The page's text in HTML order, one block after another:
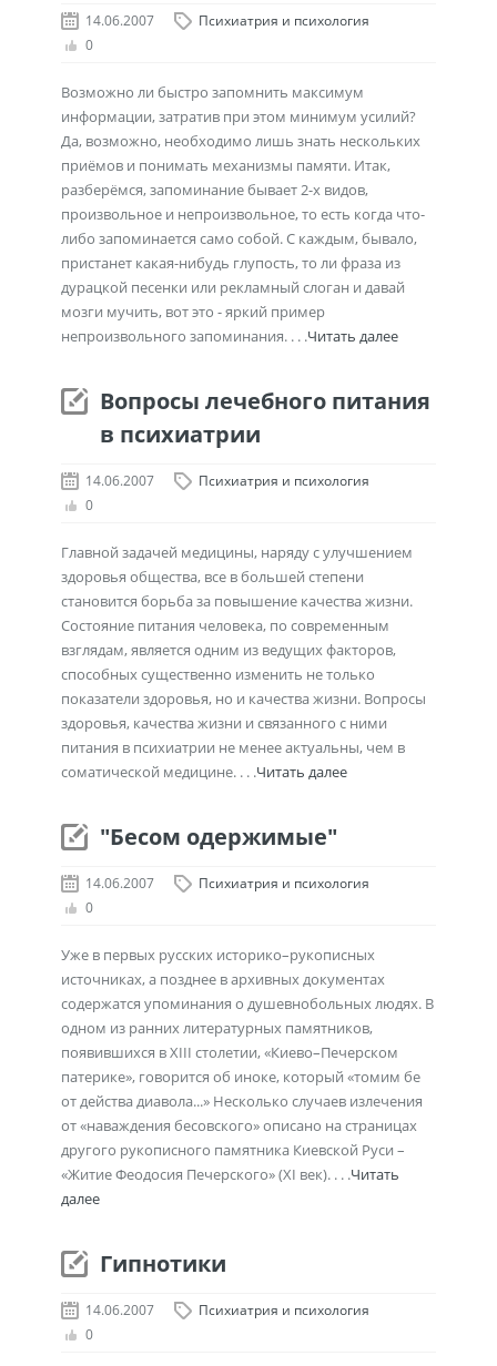
14.06.2007
Психиатрия и психология
0
Возможно ли быстро запомнить максимум
информации, затратив при этом минимум усилий?
Да, возможно, необходимо лишь знать нескольких
приёмов и понимать механизмы памяти. Итак,
разберёмся, запоминание бывает 2-х видов,
произвольное и непроизвольное, то есть когда что-
либо запоминается само собой. С каждым, бывало,
пристанет какая-нибудь глупость, то ли фраза из
дурацкой песенки или рекламный слоган и давай
мозги мучить, вот это - яркий пример
непроизвольного запоминания. . . .Читать далее
Вопросы лечебного питания
в психиатрии
14.06.2007
Психиатрия и психология
0
Главной задачей медицины, наряду с улучшением
здоровья общества, все в большей степени
становится борьба за повышение качества жизни.
Состояние питания человека, по современным
взглядам, является одним из ведущих факторов,
способных существенно изменить не только
показатели здоровья, но и качества жизни. Вопросы
здоровья, качества жизни и связанного с ними
питания в психиатрии не менее актуальны, чем в
соматической медицине. . . .Читать далее
"Бесом одержимые"
14.06.2007
Психиатрия и психология
0
Уже в первых русских историко–рукописных
источниках, а позднее в архивных документах
содержатся упоминания о душевнобольных людях. В
одном из ранних литературных памятников,
появившихся в XIII столетии, «Киево–Печерском
патерике», говорится об иноке, который «томим бе
от действа диавола...» Несколько случаев излечения
от «наваждения бесовского» описано на страницах
другого рукописного памятника Киевской Руси –
«Житие Феодосия Печерского» (XI век). . . .Читать
далее
Гипнотики
14.06.2007
Психиатрия и психология
0